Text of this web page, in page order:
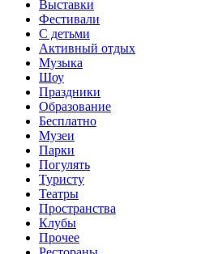
Выставки
Фестивали
С детьми
Активный отдых
Музыка
Шоу
Праздники
Образование
Бесплатно
Музеи
Парки
Погулять
Туристу
Театры
Пространства
Клубы
Прочее